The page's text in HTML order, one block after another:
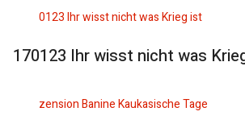
170123 Ihr wisst nicht was